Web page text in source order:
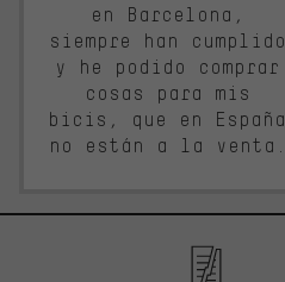
en Barcelona,
siempre han cumplido
y he podido comprar
cosas para mis
bicis, que en España
no están a la venta.